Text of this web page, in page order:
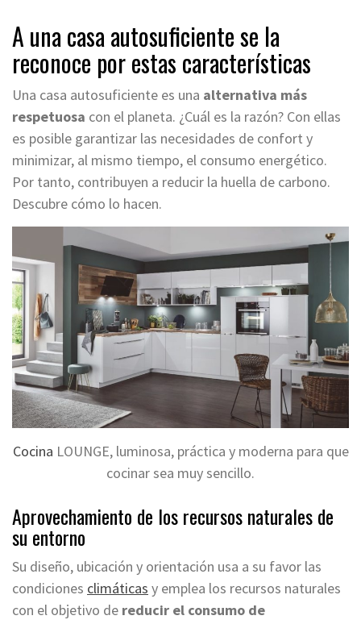
A una casa autosuficiente se la
reconoce por estas características
Una casa autosuficiente es una alternativa más
respetuosa con el planeta. ¿Cuál es la razón? Con ellas
es posible garantizar las necesidades de confort y
minimizar, al mismo tiempo, el consumo energético.
Por tanto, contribuyen a reducir la huella de carbono.
Descubre cómo lo hacen.
Cocina LOUNGE, luminosa, práctica y moderna para que
cocinar sea muy sencillo.
Aprovechamiento de los recursos naturales de
su entorno
Su diseño, ubicación y orientación usa a su favor las
condiciones climáticas y emplea los recursos naturales
con el objetivo de reducir el consumo de